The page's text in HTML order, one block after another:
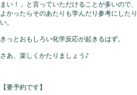
まい！」と言っていただけることが多いので、
よかったらそのあたりも学んだり参考にした
い。
きっとおもしろい化学反応が起きるはず。
さあ、楽しくかたりましょう♪
【要予約です】